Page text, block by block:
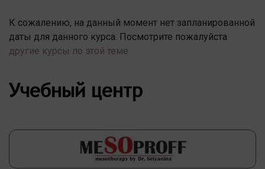
К сожалению, на данный момент нет запланированной
даты для данного курса. Посмотрите пожалуйста
другие курсы по этой теме
Учебный центр